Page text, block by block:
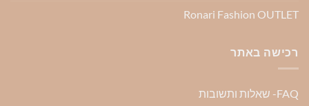
Ronari Fashion OUTLET
רכישה באתר
FAQ- שאלות ותשובות